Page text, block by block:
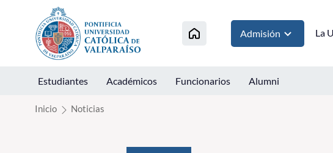
Click acá para ir directamente al contenido
Admisión La
Estudiantes Académicos Funcionarios Alumni
Inicio Noticias